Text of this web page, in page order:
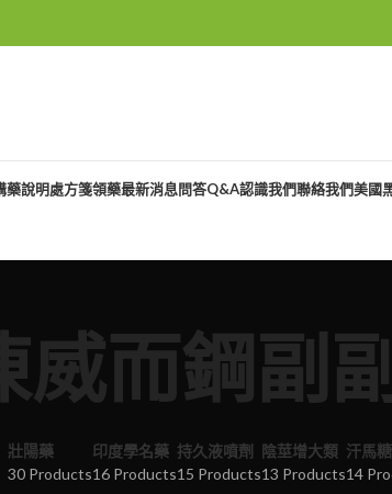
藥說明處方箋領藥最新消息問答Q&A認識我們聯絡我們美國
威而鋼副
壯陽藥
30 Products
印度學名藥
16 Products
持久液噴劑
15 Products
陰莖增大類
13 Products
汗馬
14